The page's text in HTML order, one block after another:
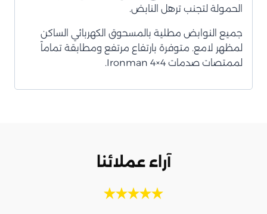
الحمولة لتجنب ترهل النابض.
جميع النوابض مطلية بالمسحوق الكهربائي الساكن
لمظهر لامع. متوفرة بارتفاع مرتفع ومطابقة تماماً
لممتصات صدمات Ironman 4×4.
آراء عملائنا